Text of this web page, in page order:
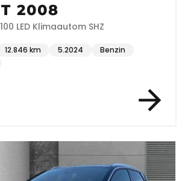
2008
LED Klimaautom SHZ
12.846 km 5.2024
Benzin